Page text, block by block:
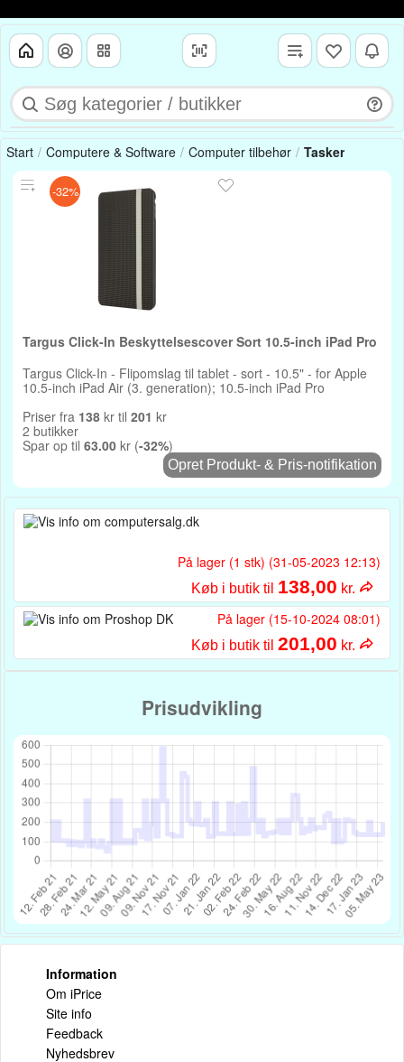
Start Computere & Software Computer tilbehør Tasker
-32%
Targus Click-In Beskyttelsescover Sort 10.5-inch iPad Pro
Targus Click-In - Flipomslag til tablet - sort - 10.5" - for Apple
10.5-inch iPad Air (3. generation); 10.5-inch iPad Pro
Priser fra 138 kr til 201 kr
2 butikker
Spar op til 63.00 kr (-32%)
Opret Produkt- & Pris-notifikation
På lager (1 stk) (31-05-2023 12:13)
Køb i butik til 138,00 kr.
På lager (15-10-2024 08:01)
Køb i butik til 201,00 kr.
Prisudvikling
Information
Om iPrice
Site info
Feedback
Nyhedsbrev